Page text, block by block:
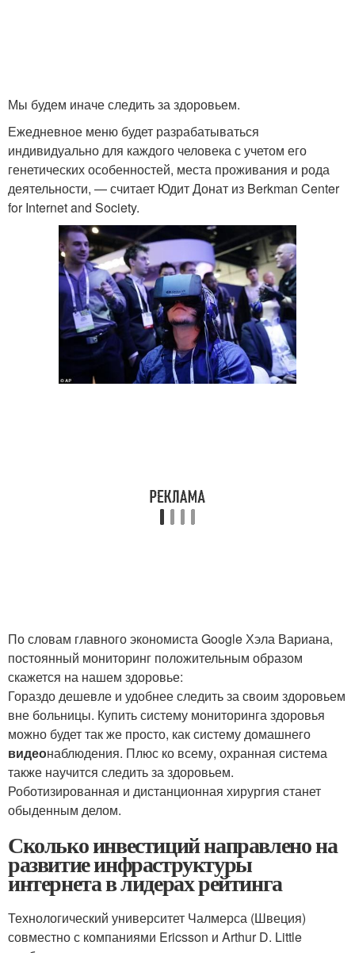
Мы будем иначе следить за здоровьем.
Ежедневное меню будет разрабатываться
индивидуально для каждого человека с учетом его
генетических особенностей, места проживания и рода
деятельности, — считает Юдит Донат из Berkman Center
for Internet and Society.
По словам главного экономиста Google Хэла Вариана,
постоянный мониторинг положительным образом
скажется на нашем здоровье:
Гораздо дешевле и удобнее следить за своим здоровьем
вне больницы. Купить систему мониторинга здоровья
можно будет так же просто, как систему домашнего
видеонаблюдения. Плюс ко всему, охранная система
также научится следить за здоровьем.
Роботизированная и дистанционная хирургия станет
обыденным делом.
Сколько инвестиций направлено на
развитие инфраструктуры
интернета в лидерах рейтинга
Технологический университет Чалмерса (Швеция)
совместно с компаниями Ericsson и Arthur D. Little